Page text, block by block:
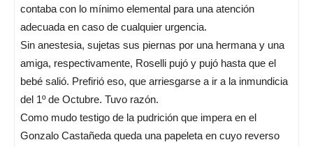
contaba con lo mínimo elemental para una atención
adecuada en caso de cualquier urgencia.
Sin anestesia, sujetas sus piernas por una hermana y una
amiga, respectivamente, Roselli pujó y pujó hasta que el
bebé salió. Prefirió eso, que arriesgarse a ir a la inmundicia
del 1º de Octubre. Tuvo razón.
Como mudo testigo de la pudrición que impera en el
Gonzalo Castañeda queda una papeleta en cuyo reverso